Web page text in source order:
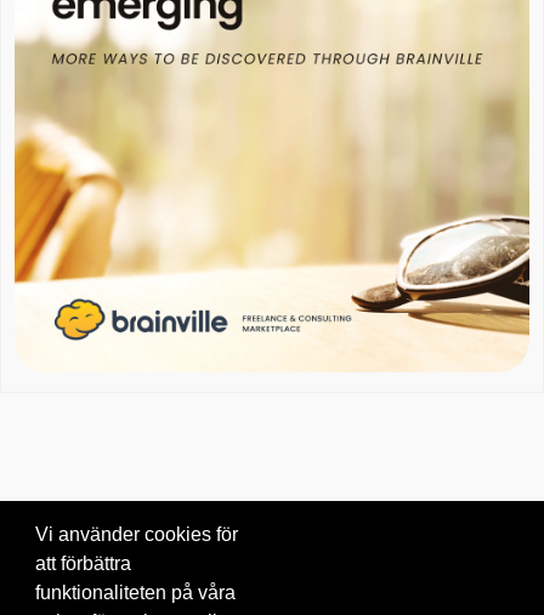
© 2026 Brainville AB. |Villkor för tjänsten
Vi använder cookies för
att förbättra
funktionaliteten på våra